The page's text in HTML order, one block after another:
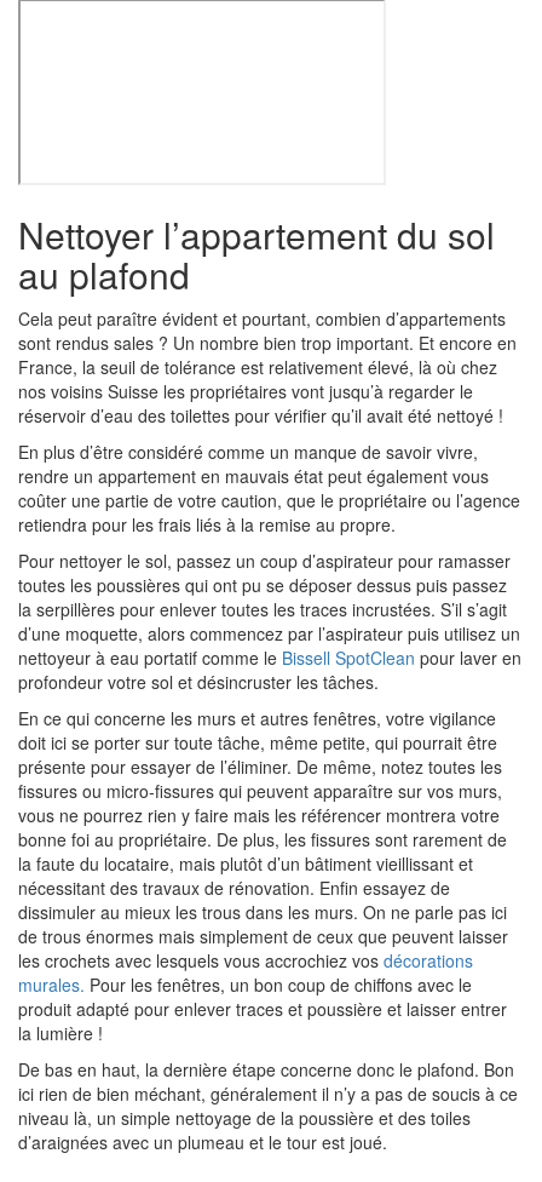
Nettoyer l’appartement du sol
au plafond
Cela peut paraître évident et pourtant, combien d’appartements
sont rendus sales ? Un nombre bien trop important. Et encore en
France, la seuil de tolérance est relativement élevé, là où chez
nos voisins Suisse les propriétaires vont jusqu’à regarder le
réservoir d’eau des toilettes pour vérifier qu’il avait été nettoyé !
En plus d’être considéré comme un manque de savoir vivre,
rendre un appartement en mauvais état peut également vous
coûter une partie de votre caution, que le propriétaire ou l’agence
retiendra pour les frais liés à la remise au propre.
Pour nettoyer le sol, passez un coup d’aspirateur pour ramasser
toutes les poussières qui ont pu se déposer dessus puis passez
la serpillères pour enlever toutes les traces incrustées. S’il s’agit
d’une moquette, alors commencez par l’aspirateur puis utilisez un
nettoyeur à eau portatif comme le Bissell SpotClean pour laver en
profondeur votre sol et désincruster les tâches.
En ce qui concerne les murs et autres fenêtres, votre vigilance
doit ici se porter sur toute tâche, même petite, qui pourrait être
présente pour essayer de l’éliminer. De même, notez toutes les
fissures ou micro-fissures qui peuvent apparaître sur vos murs,
vous ne pourrez rien y faire mais les référencer montrera votre
bonne foi au propriétaire. De plus, les fissures sont rarement de
la faute du locataire, mais plutôt d’un bâtiment vieillissant et
nécessitant des travaux de rénovation. Enfin essayez de
dissimuler au mieux les trous dans les murs. On ne parle pas ici
de trous énormes mais simplement de ceux que peuvent laisser
les crochets avec lesquels vous accrochiez vos décorations
murales. Pour les fenêtres, un bon coup de chiffons avec le
produit adapté pour enlever traces et poussière et laisser entrer
la lumière !
De bas en haut, la dernière étape concerne donc le plafond. Bon
ici rien de bien méchant, généralement il n’y a pas de soucis à ce
niveau là, un simple nettoyage de la poussière et des toiles
d’araignées avec un plumeau et le tour est joué.